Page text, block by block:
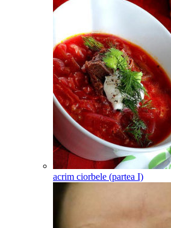
acrim ciorbele (partea I)